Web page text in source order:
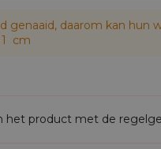
genaaid, daarom kan hun
cm
het product met de